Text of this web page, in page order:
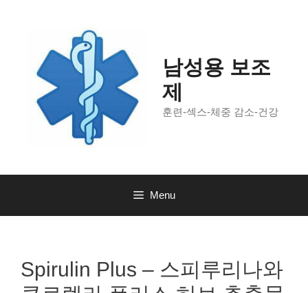
남성용 보조
제
훈련-섹스-체중 감소-건강
Menu
Spirulin Plus – 스피루리나와